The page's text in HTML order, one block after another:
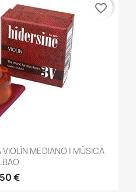
VIOLÍN MEDIANO | MÚSICA
€
favorite_border